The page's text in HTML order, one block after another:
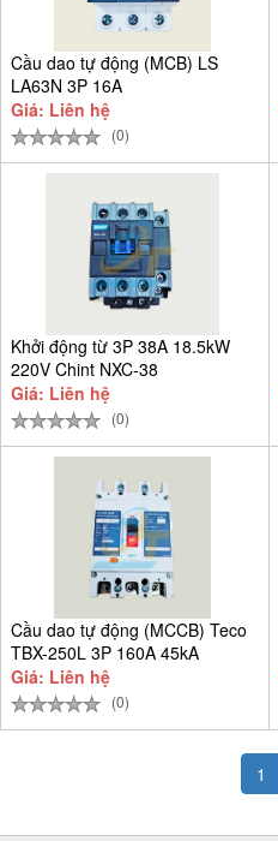
Cầu dao tự động (MCB) LS
LA63N 3P 16A
Giá: Liên hệ
(0)
Khởi động từ 3P 38A 18.5kW
220V Chint NXC-38
Giá: Liên hệ
(0)
Cầu dao tự động (MCCB) Teco
TBX-250L 3P 160A 45kA
Giá: Liên hệ
(0)
1